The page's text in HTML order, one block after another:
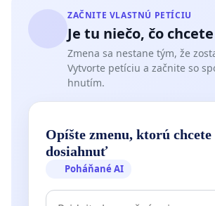
ZAČNITE VLASTNÚ PETÍCIU
Je tu niečo, čo
Zmena sa nestane tým, že
Vytvorte petíciu a začnite so
hnutím.
Opíšte zmenu, ktorú chcete
dosiahnuť
Poháňané AI